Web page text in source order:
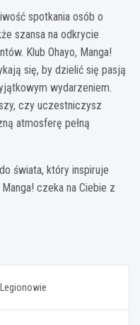
spotkania osób o
szansa na odkrycie
Klub Ohayo, Manga!
się, by dzielić się pasją
wydarzeniem.
czy uczestniczysz
atmosferę pełną
świata, który inspiruje
czeka na Ciebie z